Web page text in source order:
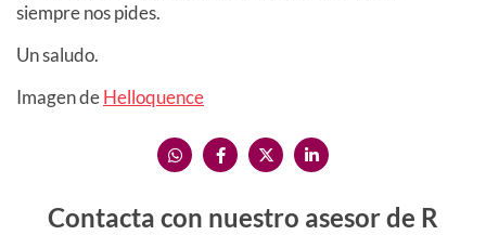
siempre nos pides.
Un saludo.
Imagen deHelloquence
Contacta con nuestro asesor de R